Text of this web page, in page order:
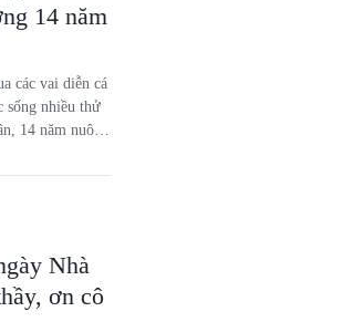
14 năm
các vai diễn cá
nhiều thử
14 năm nuôi
loài hoa nở
Nhà
ơn cô